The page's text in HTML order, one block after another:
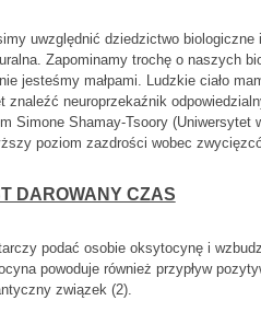
uwzględnić dziedzictwo
Zapominamy trochę o naszych
jesteśmy małpami. Ludzkie ciało
znaleźć neuroprzekaźnik
Simone Shamay-Tsoory
poziom zazdrości wobec
DAROWANY CZAS
podać osobie oksytocynę i
powoduje również przypływ
związek (2).